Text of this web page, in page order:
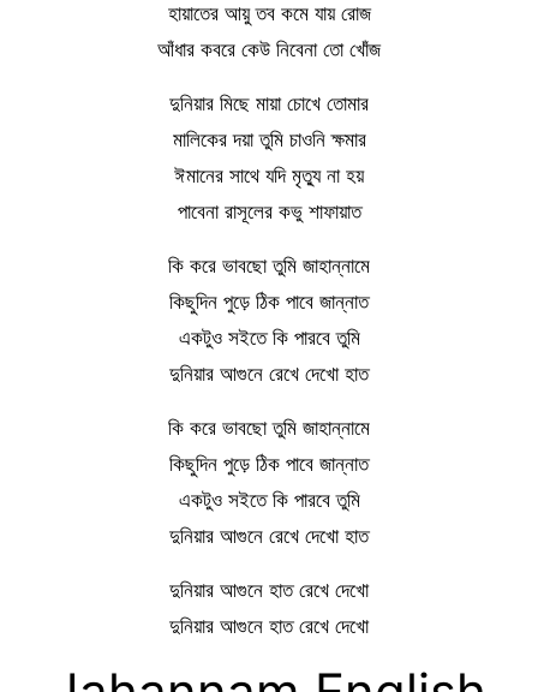
হায়াতের আয়ু তব কমে যায় রোজ
আঁধার কবরে কেউ নিবেনা তো খোঁজ
দুনিয়ার মিছে মায়া চোখে তোমার
মালিকের দয়া তুমি চাওনি ক্ষমার
ঈমানের সাথে যদি মৃত্যু না হয়
পাবেনা রাসূলের কভু শাফায়াত
কি করে ভাবছো তুমি জাহান্নামে
কিছুদিন পুড়ে ঠিক পাবে জান্নাত
একটুও সইতে কি পারবে তুমি
দুনিয়ার আগুনে রেখে দেখো হাত
কি করে ভাবছো তুমি জাহান্নামে
কিছুদিন পুড়ে ঠিক পাবে জান্নাত
একটুও সইতে কি পারবে তুমি
দুনিয়ার আগুনে রেখে দেখো হাত
দুনিয়ার আগুনে হাত রেখে দেখো
দুনিয়ার আগুনে হাত রেখে দেখো